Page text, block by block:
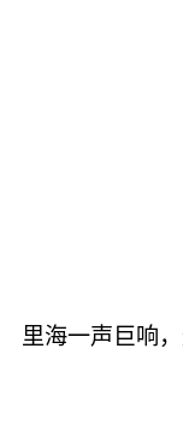
里海一声巨响